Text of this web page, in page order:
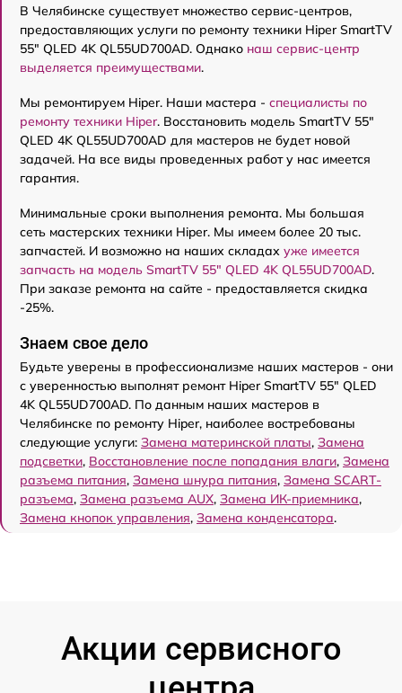
В Челябинске существует множество сервис-центров,
предоставляющих услуги по ремонту техники Hiper SmartTV
55" QLED 4K QL55UD700AD. Однако наш сервис-центр
выделяется преимуществами.
Мы ремонтируем Hiper. Наши мастера - специалисты по
ремонту техники Hiper. Восстановить модель SmartTV 55"
QLED 4K QL55UD700AD для мастеров не будет новой
задачей. На все виды проведенных работ у нас имеется
гарантия.
Минимальные сроки выполнения ремонта. Мы большая
сеть мастерских техники Hiper. Мы имеем более 20 тыс.
запчастей. И возможно на наших складах уже имеется
запчасть на модель SmartTV 55" QLED 4K QL55UD700AD.
При заказе ремонта на сайте - предоставляется скидка
-25%.
Знаем свое дело
Будьте уверены в профессионализме наших мастеров - они
с уверенностью выполнят ремонт Hiper SmartTV 55" QLED
4K QL55UD700AD. По данным наших мастеров в
Челябинске по ремонту Hiper, наиболее востребованы
следующие услуги: Замена материнской платы, Замена
подсветки, Восстановление после попадания влаги, Замена
разъема питания, Замена шнура питания, Замена SCART-
разъема, Замена разъема AUX, Замена ИК-приемника,
Замена кнопок управления, Замена конденсатора.
Акции сервисного